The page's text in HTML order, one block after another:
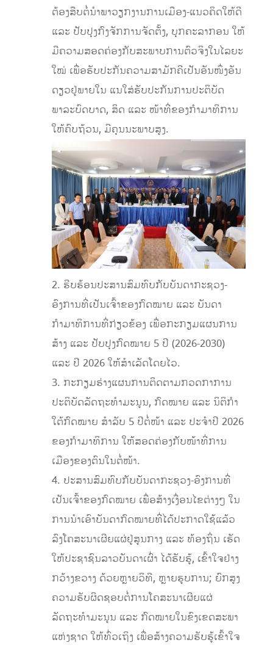
ຕ້ອງສືບຕໍ່ນຳພາວຽກງານການເມືອງ-ແນວຄິດໃຫ້ດີ
ແລະ ປັບປຸງກົງຈັກການຈັດຕັ້ງ, ບຸກຄະລາກອນ ໃຫ້
ມີຄວາມສອດຄ່ອງກັບສະພາບການຕົວຈິງໃນໄລຍະ
ໃໝ່ ເພື່ອຮັບປະກັນຄວາມສາມັກຄີເປັນອັນໜຶ່ງອັນ
ດຽວຢູ່ພາຍໃນ ແນໃສ່ຮັບປະກັນການປະຕິບັດ
ພາລະບົດບາດ, ສິດ ແລະ ໜ້າທີ່ຂອງກຳມາທິການ
ໃຫ້ຄົບຖ້ວນ, ມີຄຸນນະພາບສູງ.
2. ຮີບຮ້ອນປະສານສົມທົບກັບບັນດາກະຊວງ-
ອົງການທີ່ເປັນເຈົ້າຂອງກົດໝາຍ ແລະ ບັນດາ
ກຳມາທິການທີ່ກ່ຽວຂ້ອງ ເພື່ອກະກຽມແຜນການ
ສ້າງ ແລະ ປັບປຸງກົດໝາຍ 5 ປີ (2026-2030)
ແລະ ປີ 2026 ໃຫ້ສຳເລັດໂດຍໄວ.
3. ກະກຽມຮ່າງແຜນການຕິດຕາມກວດກາການ
ປະຕິບັດລັດຖະທຳມະນູນ, ກົດໝາຍ ແລະ ນິຕິກຳ
ໃຕ້ກົດໝາຍ ສຳລັບ 5 ປີຕໍ່ໜ້າ ແລະ ປະຈຳປີ 2026
ຂອງກໍາມາທິການ ໃຫ້ສອດຄ່ອງກັບໜ້າທີ່ການ
ເມືອງຂອງຕົນໃນຕໍ່ໜ້າ.
4. ປະສານສົມທົບກັບບັນດາກະຊວງ-ອົງການທີ່
ເປັນເຈົ້າຂອງກົດໝາຍ ເພື່ອສ້າງເງື່ອນໄຂຕ່າງໆ ໃນ
ການນຳເອົາບັນດາກົດໝາຍທີ່ໄດ້ປະກາດໃຊ້ແລ້ວ
ລົງໂຄສະນາເຜີຍແຜ່ຢູ່ສູນກາງ ແລະ ທ້ອງຖິ່ນ ເຮັດ
ໃຫ້ປະຊາຊົນລາວບັນດາເຜົ່າ ໄດ້ຮັບຮູ້, ເຂົ້າໃຈຢ່າງ
ກວ້າງຂວາງ ດ້ວຍຫຼາຍວິທີ, ຫຼາຍຮູບການ; ຍົກສູງ
ຄວາມຮັບຜິດຊອບຕໍ່ການໂຄສະນາເຜີຍແຜ່
ລັດຖະທຳມະນູນ ແລະ ກົດໝາຍໃນຂົງເຂດສະພາ
ແຫ່ງຊາດ ໃຫ້ທົ່ວເຖິງ ເພື່ອສ້າງຄວາມຮັບຮູ້ເຂົ້າໃຈ